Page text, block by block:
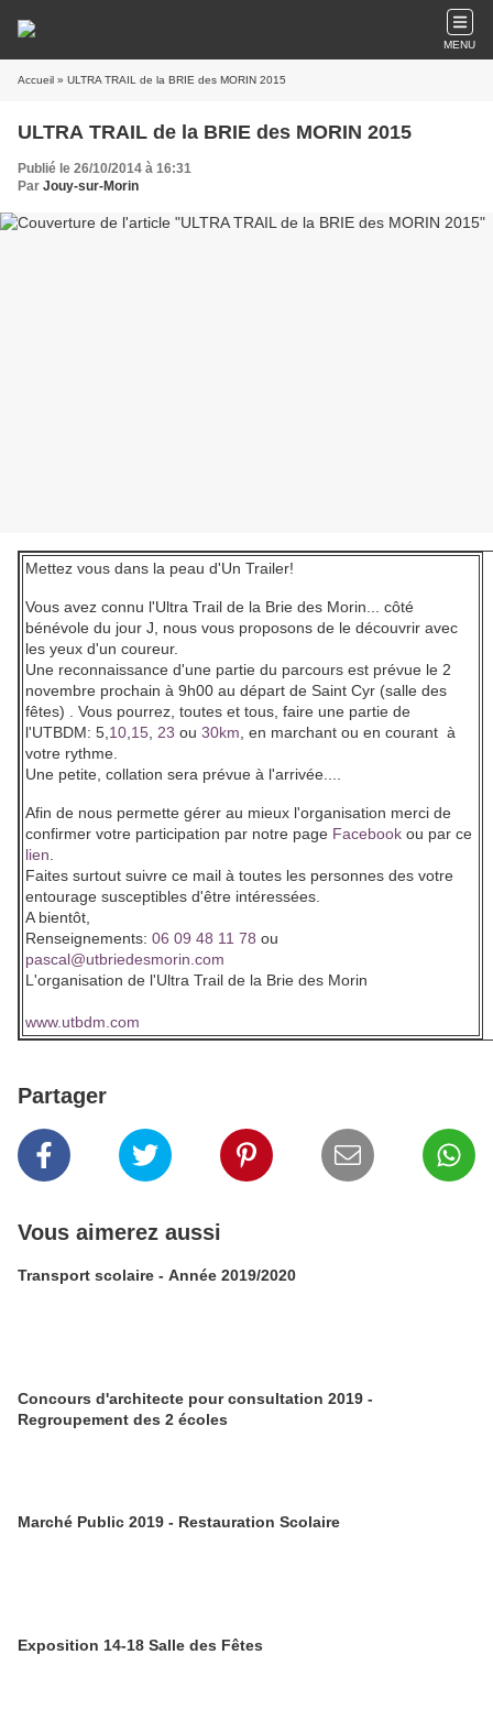
MENU
Accueil » ULTRA TRAIL de la BRIE des MORIN 2015
ULTRA TRAIL de la BRIE des MORIN 2015
Publié le 26/10/2014 à 16:31
Par Jouy-sur-Morin
Mettez vous dans la peau d'Un Trailer!
Vous avez connu l'Ultra Trail de la Brie des Morin... côté
bénévole du jour J, nous vous proposons de le découvrir avec
les yeux d'un coureur.
Une reconnaissance d'une partie du parcours est prévue le 2
novembre prochain à 9h00 au départ de Saint Cyr (salle des
fêtes) . Vous pourrez, toutes et tous, faire une partie de
l'UTBDM: 5, 10 15 23 ou 30km , en marchant ou en courant à
votre rythme.
Une petite, collation sera prévue à l'arrivée....
Afin de nous permette gérer au mieux l'organisation merci de
confirmer votre participation par notre page Facebook ou par ce
lien
Faites surtout suivre ce mail à toutes les personnes des votre
entourage susceptibles d'être intéressées.
A bientôt,
Renseignements: 06 09 48 11 78 ou
pascal@utbriedesmorin.com
L'organisation de l'Ultra Trail de la Brie des Morin
www.utbdm.com
Partager
Vous aimerez aussi
Transport scolaire - Année 2019/2020
Concours d'architecte pour consultation 2019 -
Regroupement des 2 écoles
Marché Public 2019 - Restauration Scolaire
Exposition 14-18 Salle des Fêtes